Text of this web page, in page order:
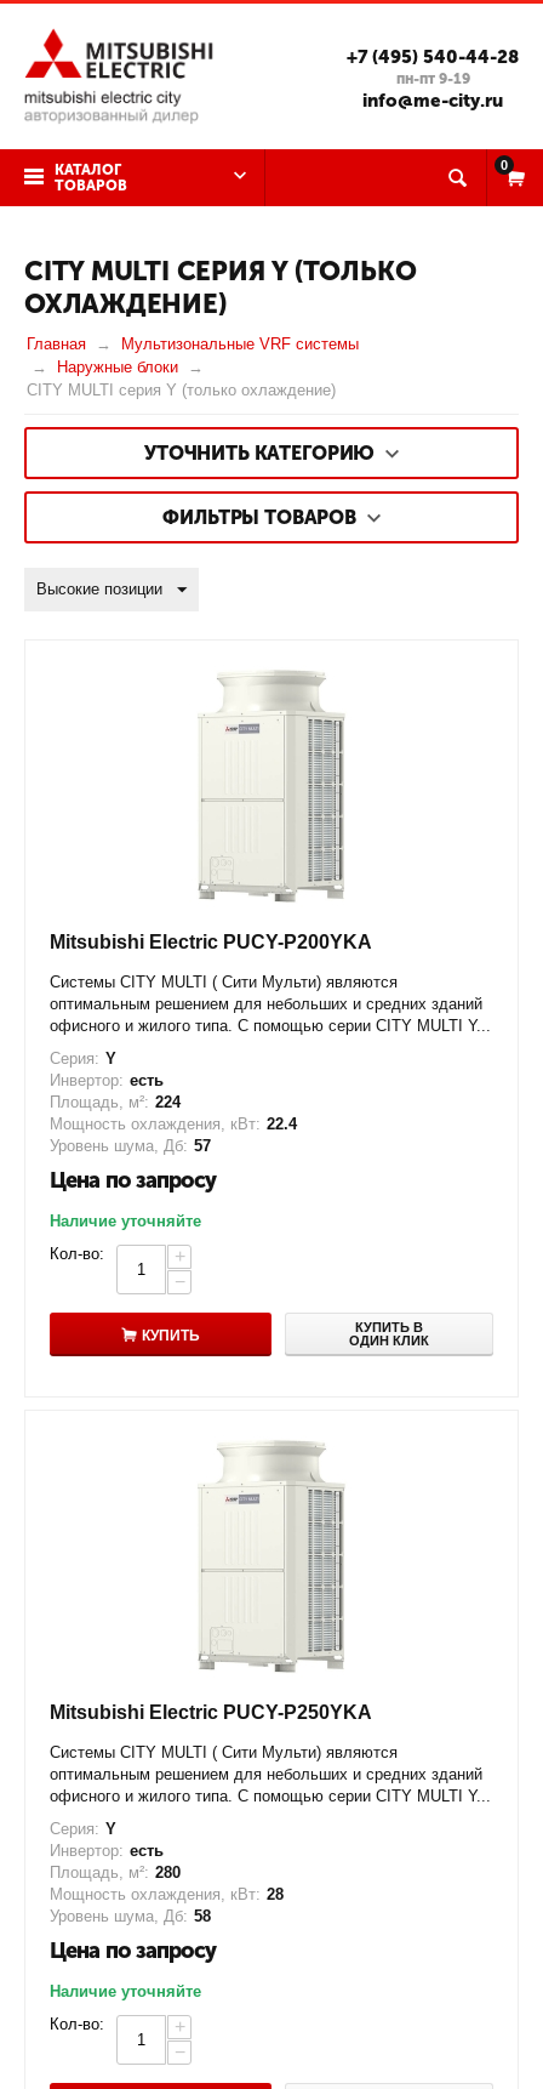
+7 (495) 540-44-28
пн-пт 9-19
info@me-city.ru
КАТАЛОГ
ТОВАРОВ
0
CITY MULTI СЕРИЯ Y (ТОЛЬКО
ОХЛАЖДЕНИЕ)
Главная
Мультизональные VRF системы
Наружные блоки
CITY MULTI серия Y (только охлаждение)
УТОЧНИТЬ КАТЕГОРИЮ
ФИЛЬТРЫ ТОВАРОВ
Высокие позиции
Mitsubishi Electric PUCY-P200YKA
Системы CITY MULTI ( Сити Мульти) являются
оптимальным решением для небольших и средних зданий
офисного и жилого типа. С помощью серии CITY MULTI Y...
Серия: Y
Инвертор: есть
Площадь, м²: 224
Мощность охлаждения, кВт: 22.4
Уровень шума, Дб: 57
Цена по запросу
Наличие уточняйте
Кол-во:
+
−
КУПИТЬ
КУПИТЬ В
ОДИН КЛИК
Mitsubishi Electric PUCY-P250YKA
Системы CITY MULTI ( Сити Мульти) являются
оптимальным решением для небольших и средних зданий
офисного и жилого типа. С помощью серии CITY MULTI Y...
Серия: Y
Инвертор: есть
Площадь, м²: 280
Мощность охлаждения, кВт: 28
Уровень шума, Дб: 58
Цена по запросу
Наличие уточняйте
Кол-во:
+
−